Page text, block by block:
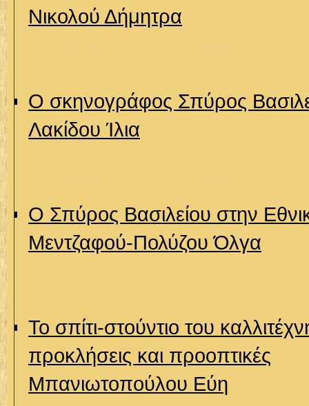
Νικολού Δήμητρα
Ο σκηνογράφος Σπύρος
Λακίδου Ίλια
Ο Σπύρος Βασιλείου στην
Μεντζαφού-Πολύζου Όλγα
Το σπίτι-στούντιο του
προκλήσεις και προοπτικές
Μπανιωτοπούλου Εύη